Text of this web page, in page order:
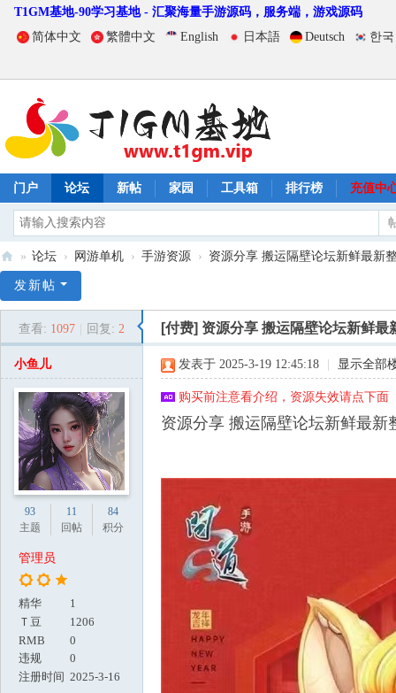
T1GM基地-90学习基地 - 汇聚海量手游源码，服务端，游戏源码
简体中文
繁體中文 English 日本語 Deutsch 한
门户 论坛 新帖 家园 工具箱 排行榜 充值中
1
» 论坛 › 网游单机 › 手游资源 › 资源分享 搬运隔壁论坛新鲜最新
发新帖
查看: 1097 回复: 2 [付费] 资源分享 搬运隔壁论坛新鲜
小鱼儿
93
主题
11
回帖
84
积分
管理员
精华
1
Ｔ豆
1206
RMB
0
违规
0
注册时间 2025-3-16
发表于 2025-3-19 12:45:18 显示全部
购买前注意看介绍，资源失效请点下
资源分享 搬运隔壁论坛新鲜最